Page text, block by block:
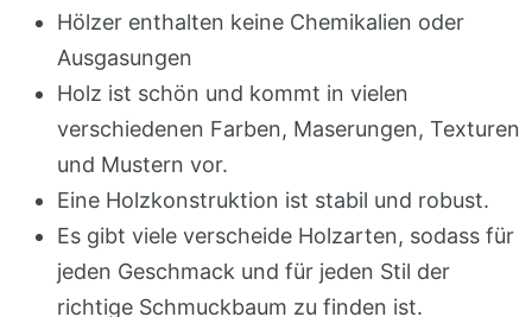
Hölzer enthalten keine Chemikalien oder
Ausgasungen
Holz ist schön und kommt in vielen
verschiedenen Farben, Maserungen, Texturen
und Mustern vor.
Eine Holzkonstruktion ist stabil und robust.
Es gibt viele verscheide Holzarten, sodass für
jeden Geschmack und für jeden Stil der
richtige Schmuckbaum zu finden ist.